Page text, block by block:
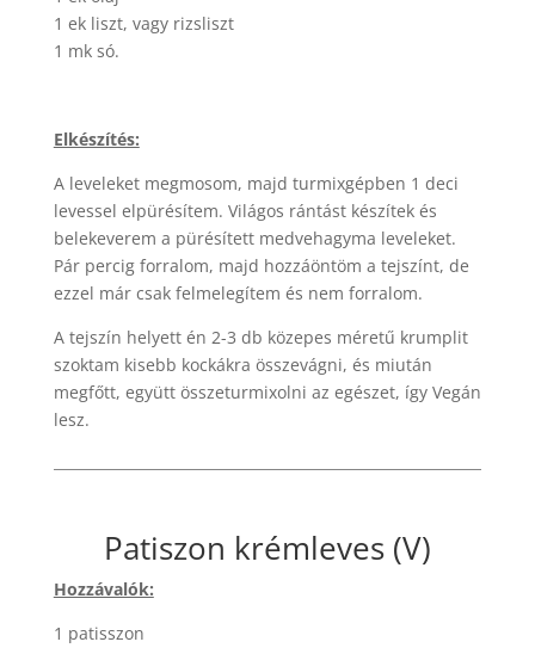
1 ek liszt, vagy rizsliszt
1 mk só.
Elkészítés:
A leveleket megmosom, majd turmixgépben 1 deci
levessel elpürésítem. Világos rántást készítek és
belekeverem a pürésített medvehagyma leveleket.
Pár percig forralom, majd hozzáöntöm a tejszínt, de
ezzel már csak felmelegítem és nem forralom.
A tejszín helyett én 2-3 db közepes méretű krumplit
szoktam kisebb kockákra összevágni, és miután
megfőtt, együtt összeturmixolni az egészet, így Vegán
lesz.
Patiszon krémleves (V)
Hozzávalók:
1 patisszon